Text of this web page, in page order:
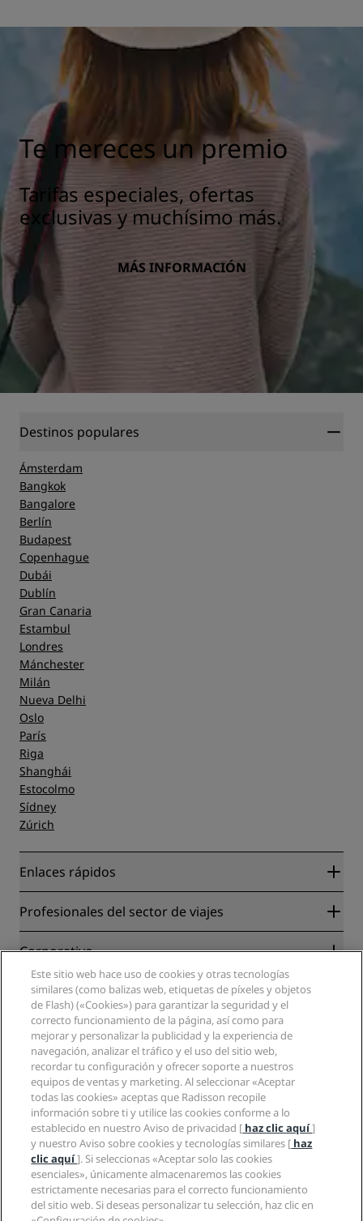
Te mereces un premio
Tarifas especiales, ofertas
exclusivas y muchísimo más.
MÁS INFORMACIÓN
Destinos populares
Ámsterdam
Bangkok
Bangalore
Berlín
Budapest
Copenhague
Dubái
Dublín
Gran Canaria
Estambul
Londres
Mánchester
Milán
Nueva Delhi
Oslo
París
Riga
Shanghái
Estocolmo
Sídney
Zúrich
Enlaces rápidos
Radisson Rewards
Blog
Nuevos hoteles y próximas aperturas
Aplicación de Radisson Hotels
Hoteles Sports Approved
Hoteles ideales para familias
Salud y seguridad
Profesionales del sector de viajes
Colaboradores
Corporativo
Radisson Hotel Group
Medios
Empleos en RHG
Empleos en PPHE
Empleos en EHL
The Club by RHG
Oportunidades de desarrollo
Responsabilidad social corporativa
Compras
Información legal
Centro de privacidad
Aviso legal
Términos y condiciones de Radisson Rewards
Acuerdo de uso del sitio
Accesibilidad digital
Declaración sobre la esclavitud moderna
Ayuda
Avisos al consumidor
Contacto
Preguntas frecuentes
Mapa del sitio
Redes sociales
Marcas de Radisson Hotels
Este sitio web hace uso de cookies y otras tecnologías
similares (como balizas web, etiquetas de píxeles y objetos
de Flash) («Cookies») para garantizar la seguridad y el
correcto funcionamiento de la página, así como para
mejorar y personalizar la publicidad y la experiencia de
navegación, analizar el tráfico y el uso del sitio web,
recordar tu configuración y ofrecer soporte a nuestros
equipos de ventas y marketing. Al seleccionar «Aceptar
todas las cookies» aceptas que Radisson recopile
información sobre ti y utilice las cookies conforme a lo
establecido en nuestro Aviso de privacidad [ haz clic aquí]
y nuestro Aviso sobre cookies y tecnologías similares [ haz
clic aquí]. Si seleccionas «Aceptar solo las cookies
esenciales», únicamente almacenaremos las cookies
estrictamente necesarias para el correcto funcionamiento
del sitio web. Si deseas personalizar tu selección, haz clic en